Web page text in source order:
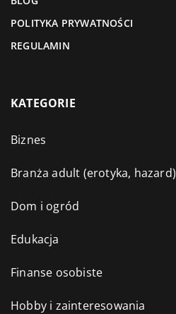
POLITYKA PRYWATNOŚCI
REGULAMIN
KATEGORIE
Biznes
Branża adult (erotyka, hazard)
Dom i ogród
Edukacja
Finanse osobiste
Hobby i zainteresowania